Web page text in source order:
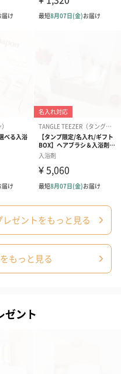
ゼントをもっと見る
もっと見る
ゼント